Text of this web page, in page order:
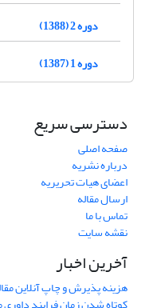
دوره 2 (1388)
دوره 1 (1387)
دسترسی سریع
صفحه اصلی
درباره نشریه
اعضای هیات تحریریه
ارسال مقاله
تماس با ما
نقشه سایت
آخرین اخبار
هزینه پذیرش و چاپ آنلاین